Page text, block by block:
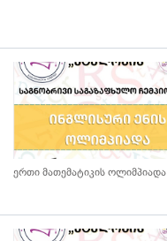
ერთი მათემატიკის ოლიმპიადა